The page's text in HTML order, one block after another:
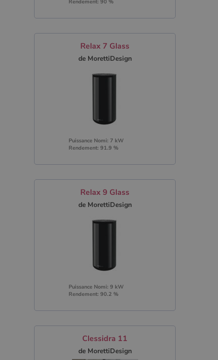
Rendement: 90 %
Relax 7 Glass
de MorettiDesign
Puissance Nomi: 7 kW
Rendement: 91.9 %
Relax 9 Glass
de MorettiDesign
Puissance Nomi: 9 kW
Rendement: 90.2 %
Clessidra 11
de MorettiDesign